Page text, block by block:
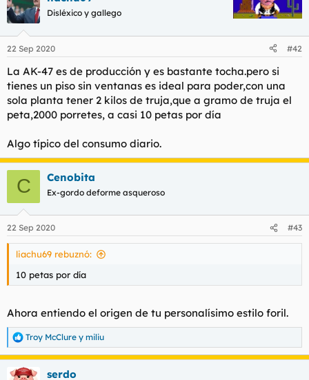
Disléxico y gallego
22 Sep 2020 #42
La AK-47 es de producción y es bastante tocha.pero si
tienes un piso sin ventanas es ideal para poder,con una
sola planta tener 2 kilos de truja,que a gramo de truja el
peta,2000 porretes, a casi 10 petas por día
Algo típico del consumo diario.
C Cenobita
Ex-gordo deforme asqueroso
22 Sep 2020 #43
liachu69 rebuznó:
10 petas por día
Ahora entiendo el origen de tu personalísimo estilo foril.
R
e
a
c
Troy McClure y miliu
serdo